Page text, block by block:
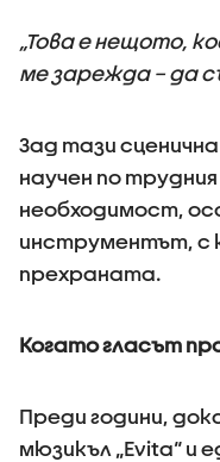
„Това е нещото,
ме зарежда – да
Зад тази
научен по трудния
необходимост,
инструментът, с
прехраната.
Когато гласът
Преди години,
мюзикъл „Evita“ и